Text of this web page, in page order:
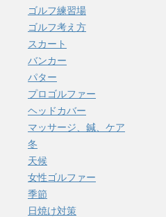
ゴルフ練習場
ゴルフ考え方
スカート
バンカー
パター
プロゴルファー
ヘッドカバー
マッサージ、鍼、ケア
冬
天候
女性ゴルファー
季節
日焼け対策